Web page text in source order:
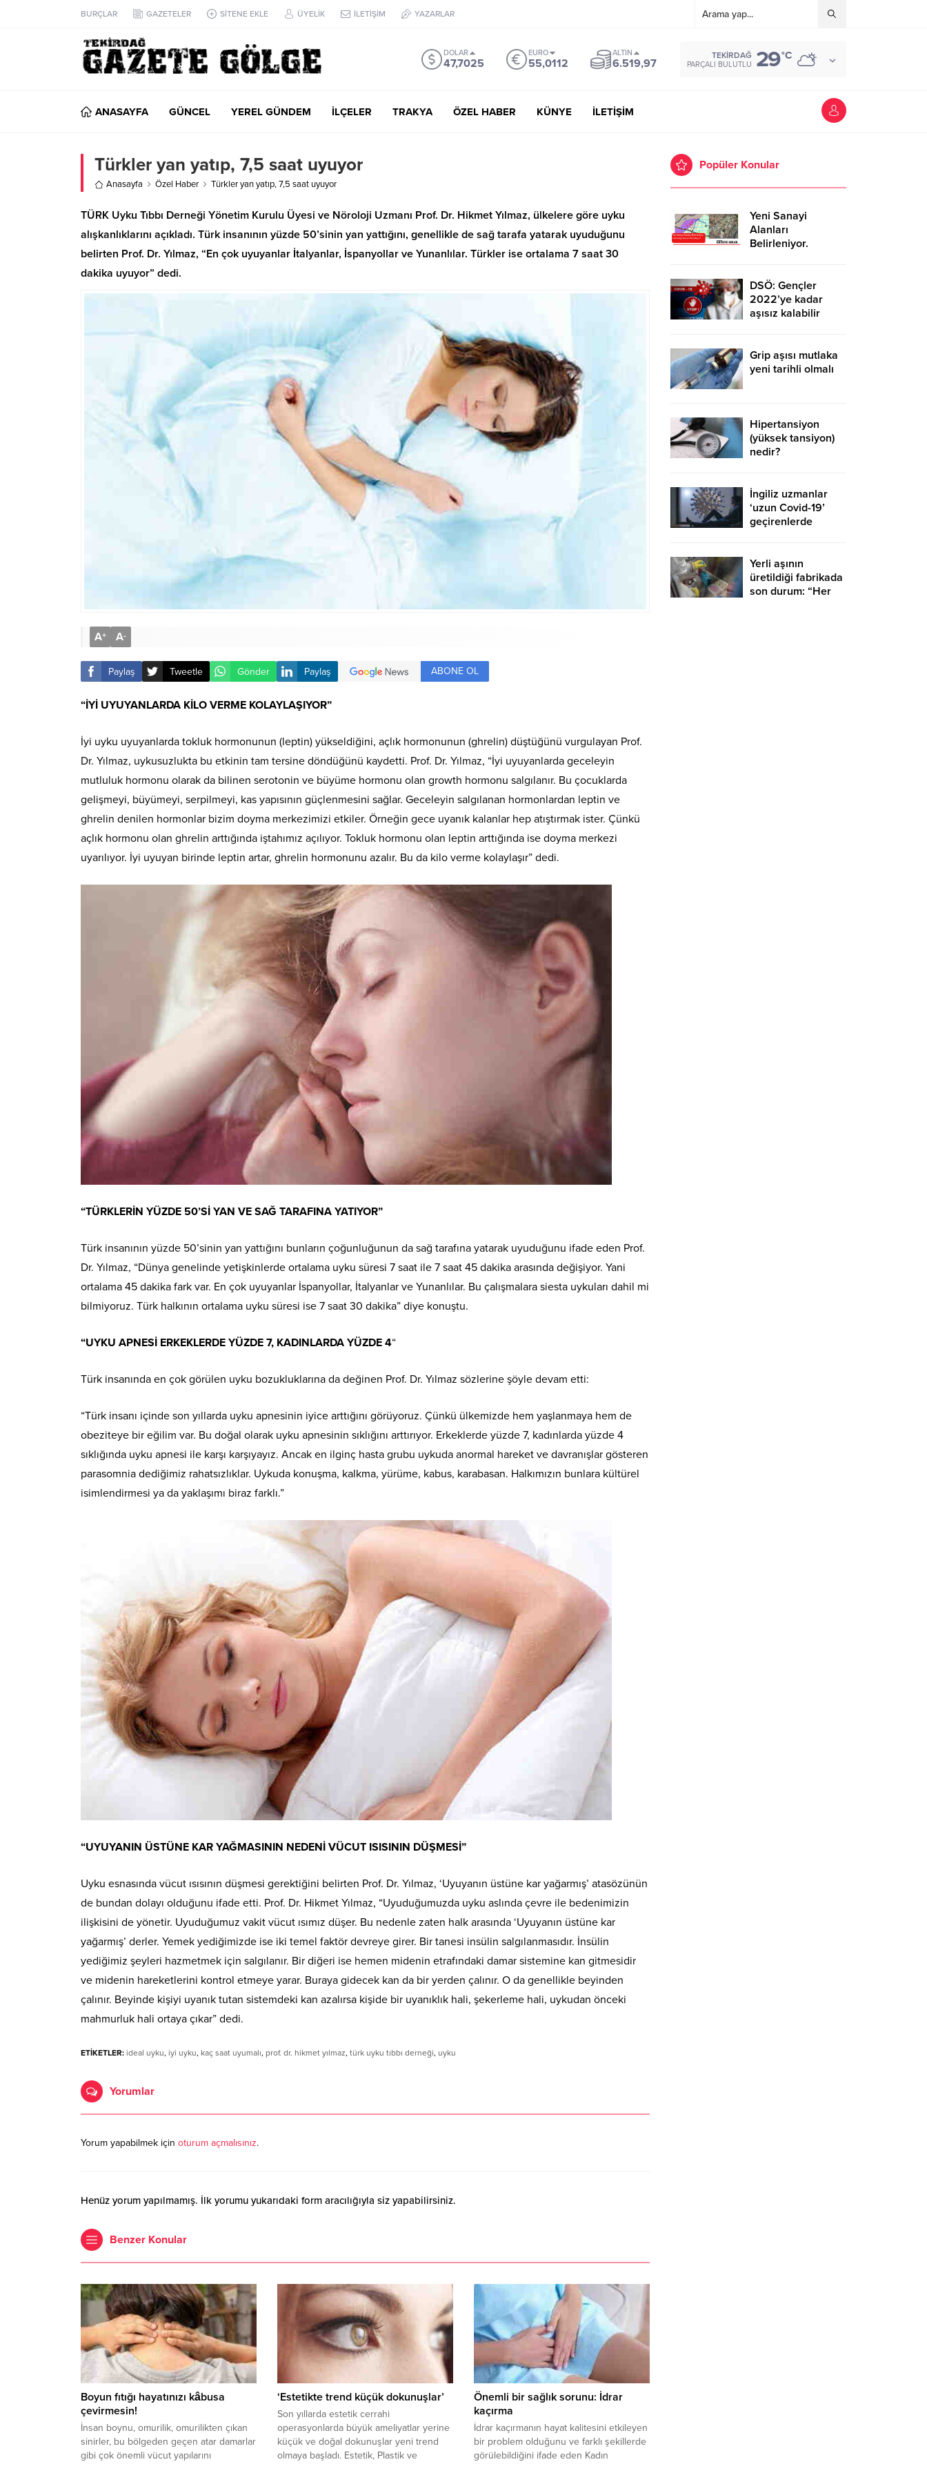
BURÇLAR GAZETELER SİTENE EKLE ÜYELİK İLETİŞİM YAZARLAR
DOLAR
47,7025
EURO
55,0112
ALTIN
6.519,97
TEKIRDAĞ
PARÇALI BULUTLU 29°C
ANASAYFA GÜNCEL YEREL GÜNDEM İLÇELER TRAKYA ÖZEL HABER KÜNYE İLETİŞİM
Türkler yan yatıp, 7,5 saat uyuyor
Anasayfa Özel Haber Türkler yan yatıp, 7,5 saat uyuyor
TÜRK Uyku Tıbbı Derneği Yönetim Kurulu Üyesi ve Nöroloji Uzmanı Prof. Dr. Hikmet Yılmaz, ülkelere göre uyku
alışkanlıklarını açıkladı. Türk insanının yüzde 50’sinin yan yattığını, genellikle de sağ tarafa yatarak uyuduğunu
belirten Prof. Dr. Yılmaz, “En çok uyuyanlar İtalyanlar, İspanyollar ve Yunanlılar. Türkler ise ortalama 7 saat 30
dakika uyuyor” dedi.
A+ A-
Paylaş Tweetle Gönder Paylaş ABONE OL
“İYİ UYUYANLARDA KİLO VERME KOLAYLAŞIYOR”
İyi uyku uyuyanlarda tokluk hormonunun (leptin) yükseldiğini, açlık hormonunun (ghrelin) düştüğünü vurgulayan Prof.
Dr. Yılmaz, uykusuzlukta bu etkinin tam tersine döndüğünü kaydetti. Prof. Dr. Yılmaz, “İyi uyuyanlarda geceleyin
mutluluk hormonu olarak da bilinen serotonin ve büyüme hormonu olan growth hormonu salgılanır. Bu çocuklarda
gelişmeyi, büyümeyi, serpilmeyi, kas yapısının güçlenmesini sağlar. Geceleyin salgılanan hormonlardan leptin ve
ghrelin denilen hormonlar bizim doyma merkezimizi etkiler. Örneğin gece uyanık kalanlar hep atıştırmak ister. Çünkü
açlık hormonu olan ghrelin arttığında iştahımız açılıyor. Tokluk hormonu olan leptin arttığında ise doyma merkezi
uyarılıyor. İyi uyuyan birinde leptin artar, ghrelin hormonunu azalır. Bu da kilo verme kolaylaşır” dedi.
“TÜRKLERİN YÜZDE 50’Sİ YAN VE SAĞ TARAFINA YATIYOR”
Türk insanının yüzde 50’sinin yan yattığını bunların çoğunluğunun da sağ tarafına yatarak uyuduğunu ifade eden Prof.
Dr. Yılmaz, “Dünya genelinde yetişkinlerde ortalama uyku süresi 7 saat ile 7 saat 45 dakika arasında değişiyor. Yani
ortalama 45 dakika fark var. En çok uyuyanlar İspanyollar, İtalyanlar ve Yunanlılar. Bu çalışmalara siesta uykuları dahil mi
bilmiyoruz. Türk halkının ortalama uyku süresi ise 7 saat 30 dakika” diye konuştu.
“UYKU APNESİ ERKEKLERDE YÜZDE 7, KADINLARDA YÜZDE 4“
Türk insanında en çok görülen uyku bozukluklarına da değinen Prof. Dr. Yılmaz sözlerine şöyle devam etti:
“Türk insanı içinde son yıllarda uyku apnesinin iyice arttığını görüyoruz. Çünkü ülkemizde hem yaşlanmaya hem de
obeziteye bir eğilim var. Bu doğal olarak uyku apnesinin sıklığını arttırıyor. Erkeklerde yüzde 7, kadınlarda yüzde 4
sıklığında uyku apnesi ile karşı karşıyayız. Ancak en ilginç hasta grubu uykuda anormal hareket ve davranışlar gösteren
parasomnia dediğimiz rahatsızlıklar. Uykuda konuşma, kalkma, yürüme, kabus, karabasan. Halkımızın bunlara kültürel
isimlendirmesi ya da yaklaşımı biraz farklı.”
“UYUYANIN ÜSTÜNE KAR YAĞMASININ NEDENİ VÜCUT ISISININ DÜŞMESİ”
Uyku esnasında vücut ısısının düşmesi gerektiğini belirten Prof. Dr. Yılmaz, ‘Uyuyanın üstüne kar yağarmış’ atasözünün
de bundan dolayı olduğunu ifade etti. Prof. Dr. Hikmet Yılmaz, “Uyuduğumuzda uyku aslında çevre ile bedenimizin
ilişkisini de yönetir. Uyuduğumuz vakit vücut ısımız düşer. Bu nedenle zaten halk arasında ‘Uyuyanın üstüne kar
yağarmış’ derler. Yemek yediğimizde ise iki temel faktör devreye girer. Bir tanesi insülin salgılanmasıdır. İnsülin
yediğimiz şeyleri hazmetmek için salgılanır. Bir diğeri ise hemen midenin etrafındaki damar sistemine kan gitmesidir
ve midenin hareketlerini kontrol etmeye yarar. Buraya gidecek kan da bir yerden çalınır. O da genellikle beyinden
çalınır. Beyinde kişiyi uyanık tutan sistemdeki kan azalırsa kişide bir uyanıklık hali, şekerleme hali, uykudan önceki
mahmurluk hali ortaya çıkar” dedi.
ETİKETLER: ideal uyku, iyi uyku, kaç saat uyumalı, prof. dr. hikmet yılmaz, türk uyku tıbbı derneği, uyku
Yorumlar
Yorum yapabilmek için oturum açmalısınız.
Henüz yorum yapılmamış. İlk yorumu yukarıdaki form aracılığıyla siz yapabilirsiniz.
Benzer Konular
Boyun fıtığı hayatınızı kâbusa
çevirmesin!
İnsan boynu, omurilik, omurilikten çıkan
sinirler, bu bölgeden geçen atar damarlar
gibi çok önemli vücut yapılarını
‘Estetikte trend küçük dokunuşlar’
Son yıllarda estetik cerrahi
operasyonlarda büyük ameliyatlar yerine
küçük ve doğal dokunuşlar yeni trend
olmaya başladı. Estetik, Plastik ve
Önemli bir sağlık sorunu: İdrar
kaçırma
İdrar kaçırmanın hayat kalitesini etkileyen
bir problem olduğunu ve farklı şekillerde
görülebildiğini ifade eden Kadın
Popüler Konular
Yeni Sanayi
Alanları
Belirleniyor.
DSÖ: Gençler
2022’ye kadar
aşısız kalabilir
Grip aşısı mutlaka
yeni tarihli olmalı
Hipertansiyon
(yüksek tansiyon)
nedir?
İngiliz uzmanlar
‘uzun Covid-19’
geçirenlerde
çekti
Yerli aşının
üretildiği fabrikada
son durum: “Her